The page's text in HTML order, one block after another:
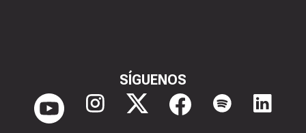
SÍGUENOS